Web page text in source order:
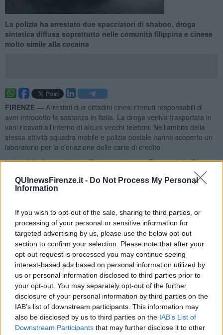
QUInewsFirenze.it - Do Not Process My Personal
Information
If you wish to opt-out of the sale, sharing to third parties, or
processing of your personal or sensitive information for
targeted advertising by us, please use the below opt-out
section to confirm your selection. Please note that after your
opt-out request is processed you may continue seeing
interest-based ads based on personal information utilized by
us or personal information disclosed to third parties prior to
your opt-out. You may separately opt-out of the further
disclosure of your personal information by third parties on the
IAB’s list of downstream participants. This information may
also be disclosed by us to third parties on the IAB’s List of
Downstream Participants that may further disclose it to other
La polizia ha arrestato due spacciatori di shaboo, droga
sintetica diffusa soprattutto nelle comunità filippina e cinese
molto simile alla cocaina
FIRENZE — Arrestati due cittadini cinesi ritenuti responsabili di
aver introdotto la sostanza in Italia. La droga veniva trasportata in
vani ricavati all'interno di alcuni vecchi telefoni. Nell'ambito della
stessa attività squadra mobile e polizia postale hanno scoperto un
laboratorio per la clonazione delle carte di credito.
La terribile droga sintetica Shaboo arrivava a Firenze dalla Cina
spedita in alcuni pacchi e nascosta in alcuni telefoni. Sono finiti in
manette due cittadini cinesi trovati in possesso di un chilo di questa
sostanza stupefacente, ancora poco nota nelle nostre zone. Dalla
per un valore complessivo di oltre mezzo milione di euro.
Si tratta di una metanfetamina con un forte effetto stimolante,
spesso usata per aumentare la capacità di attenzione e diminuire le
sensazioni di fame e stanchezza.
Nell'abitazione di uno dei due arrestati la polizia ha trovato inoltre
l'occorrente per la clonazione di carte di credito, tra cui oltre 400
tessere magnetiche.